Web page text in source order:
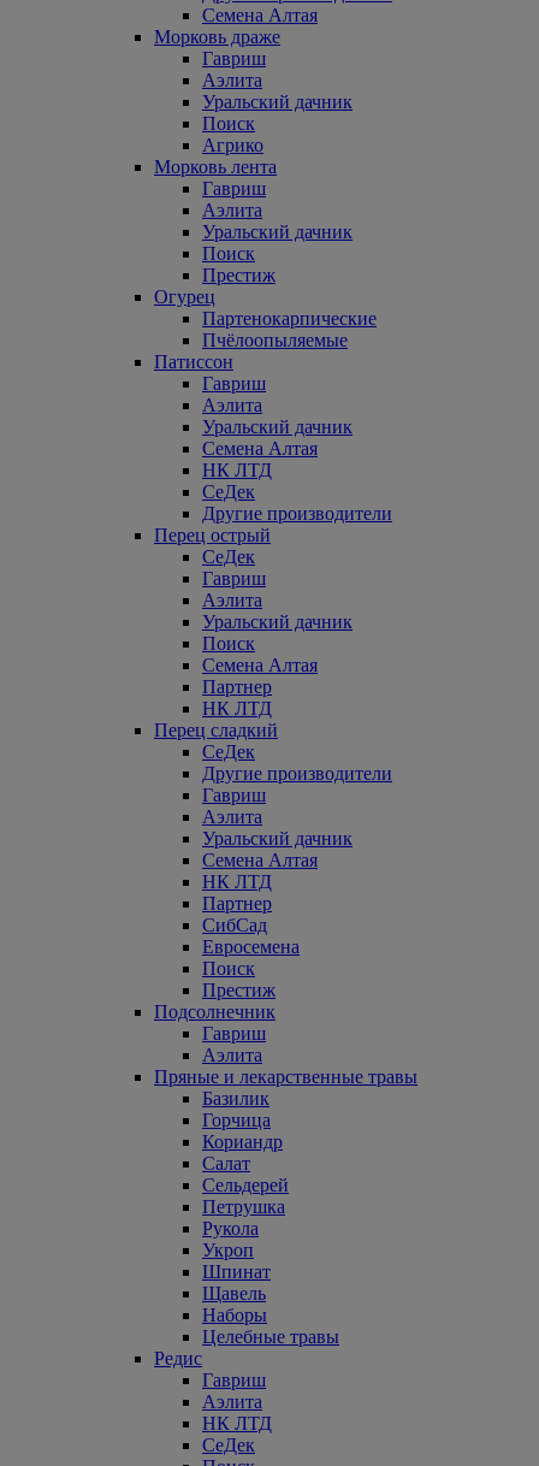
Семена Алтая
Морковь драже
Гавриш
Аэлита
Уральский дачник
Поиск
Агрико
Морковь лента
Гавриш
Аэлита
Уральский дачник
Поиск
Престиж
Огурец
Партенокарпические
Пчёлоопыляемые
Патиссон
Гавриш
Аэлита
Уральский дачник
Семена Алтая
НК ЛТД
СеДек
Другие производители
Перец острый
СеДек
Гавриш
Аэлита
Уральский дачник
Поиск
Семена Алтая
Партнер
НК ЛТД
Перец сладкий
СеДек
Другие производители
Гавриш
Аэлита
Уральский дачник
Семена Алтая
НК ЛТД
Партнер
СибСад
Евросемена
Поиск
Престиж
Подсолнечник
Гавриш
Аэлита
Пряные и лекарственные травы
Базилик
Горчица
Кориандр
Салат
Сельдерей
Петрушка
Рукола
Укроп
Шпинат
Щавель
Наборы
Целебные травы
Редис
Гавриш
Аэлита
НК ЛТД
СеДек